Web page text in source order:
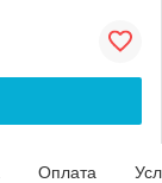
Оплата